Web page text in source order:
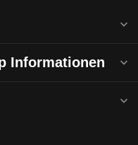
Informationen